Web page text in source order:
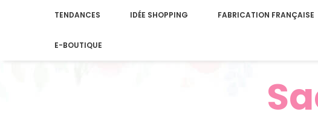
TENDANCES IDÉE SHOPPING FABRICATION FRANÇAISE
E-BOUTIQUE